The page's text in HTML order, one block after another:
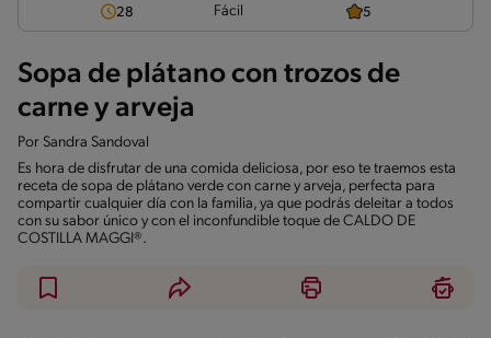
28 Fácil 5
Sopa de plátano con trozos de
carne y arveja
Por Sandra Sandoval
Es hora de disfrutar de una comida deliciosa, por eso te traemos esta
receta de sopa de plátano verde con carne y arveja, perfecta para
compartir cualquier día con la familia, ya que podrás deleitar a todos
con su sabor único y con el inconfundible toque de CALDO DE
COSTILLA MAGGI®.